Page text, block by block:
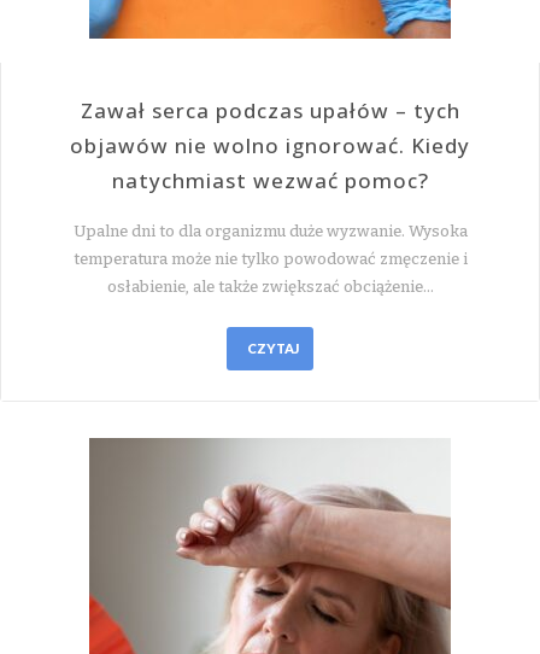
Zawał serca podczas upałów – tych
objawów nie wolno ignorować. Kiedy
natychmiast wezwać pomoc?
Upalne dni to dla organizmu duże wyzwanie. Wysoka
temperatura może nie tylko powodować zmęczenie i
osłabienie, ale także zwiększać obciążenie…
CZYTAJ